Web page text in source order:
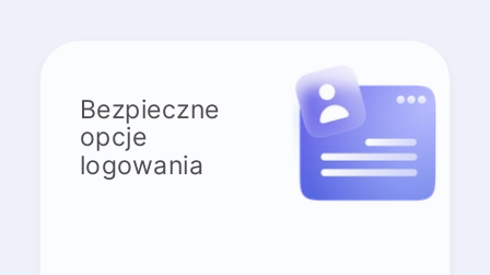
Bezpieczne
opcje
logowania